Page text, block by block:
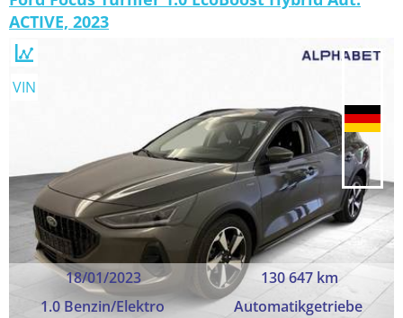
ACTIVE, 2023
18/01/2023
130 647 km
1.0 Benzin/Elektro
Automatikgetriebe
VIN